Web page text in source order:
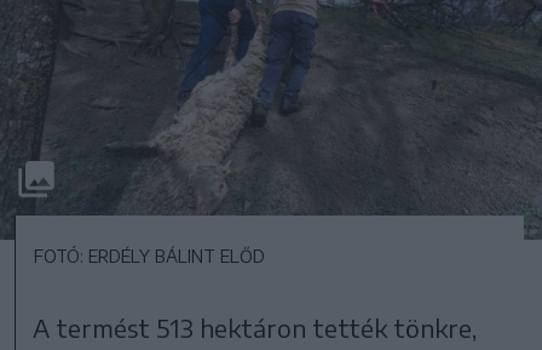
FOTÓ: ERDÉLY BÁLINT ELŐD
A termést 513 hektáron tették tönkre,